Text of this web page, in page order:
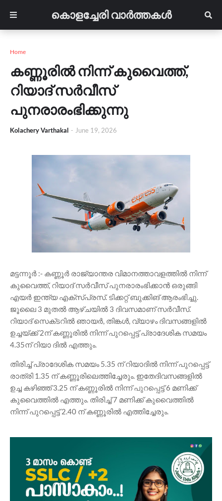
കൊളച്ചേരി വാർത്തകൾ
Home
കണ്ണൂരിൽ നിന്ന് കുവൈത്ത്,
റിയാദ് സർവീസ്
പുനരാരംഭിക്കുന്നു
Kolachery Varthakal - June 19, 2026
മട്ടന്നൂർ :- കണ്ണൂർ രാജ്യാന്തര വിമാനത്താവളത്തിൽ നിന്ന്
കുവൈത്ത്, റിയാദ് സർവീസ് പുനരാരംഭിക്കാൻ ഒരുങ്ങി
എയർ ഇന്ത്യ എക്സ‌്പ്രസ്. ടിക്കറ്റ് ബുക്കിങ് ആരംഭിച്ചു.
ജൂലൈ 3 മുതൽ ആഴ്‌ചയിൽ 3 ദിവസമാണ് സർവീസ്.
റിയാദ് സെക്‌ടറിൽ ഞായർ, തിങ്കൾ, വ്യാഴം ദിവസങ്ങളിൽ
ഉച്ചയ്ക്ക് 2ന് കണ്ണൂരിൽ നിന്ന് പുറപ്പെട്ട് പ്രാദേശിക സമയം
4.35ന് റിയാ ദിൽ എത്തും.
തിരിച്ച് പ്രാദേശിക സമയം 5.35 ന് റിയാദിൽ നിന്ന് പുറപ്പെട്ട്
രാത്രി 1.35 ന് കണ്ണൂരിലെത്തിച്ചേരും. ഇതേദിവസങ്ങളിൽ
ഉച്ച കഴിഞ്ഞ് 3.25 ന് കണ്ണൂരിൽ നിന്ന് പുറപ്പെട്ട് 6 മണിക്ക്
കുവൈത്തിൽ എത്തും. തിരിച്ച് 7 മണിക്ക് കുവൈത്തിൽ
നിന്ന് പുറപ്പെട്ട് 2.40 ന് കണ്ണൂരിൽ എത്തിച്ചേരും.